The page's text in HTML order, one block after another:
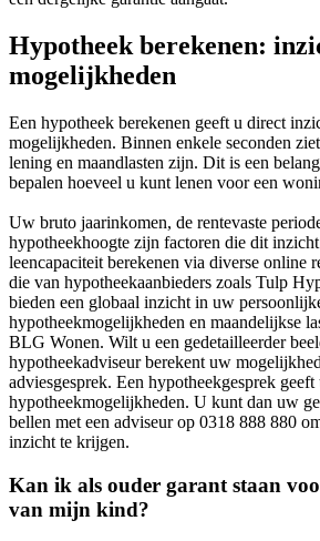
Hypotheek berekenen:
mogelijkheden
Een hypotheek berekenen geeft u direct
mogelijkheden. Binnen enkele seconden
lening en maandlasten zijn. Dit is een
bepalen hoeveel u kunt lenen voor een
Uw bruto jaarinkomen, de rentevaste
hypotheekhoogte zijn factoren die dit
leencapaciteit berekenen via diverse online
die van hypotheekaanbieders zoals Tulp
bieden een globaal inzicht in uw
hypotheekmogelijkheden en maandelijkse
BLG Wonen. Wilt u een gedetailleerder
hypotheekadviseur berekent uw
adviesgesprek. Een hypotheekgesprek
hypotheekmogelijkheden. U kunt dan uw
bellen met een adviseur op 0318 888 880
inzicht te krijgen.
Kan ik als ouder garant staan
van mijn kind?